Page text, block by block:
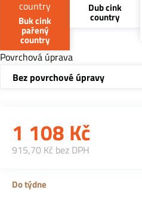
Buk cink
pařený
country
Dub cink
country
Povrchová úprava
Bez povrchové úpravy
1 108 Kč
915,70 Kč bez DPH
Do týdne